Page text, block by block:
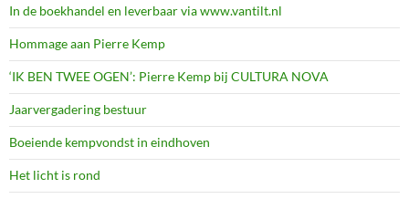
In de boekhandel en leverbaar via www.vantilt.nl
Hommage aan Pierre Kemp
‘IK BEN TWEE OGEN’: Pierre Kemp bij CULTURA NOVA
Jaarvergadering bestuur
Boeiende kempvondst in eindhoven
Het licht is rond